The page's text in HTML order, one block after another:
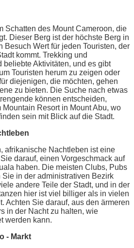
Schatten des Mount Cameroon, die
Dieser Berg ist der höchste Berg in
Besuch Wert für jeden Touristen, der
kommt. Trekking und
beliebte Aktivitäten, und es gibt
Touristen herum zu zeigen oder
diejenigen, die möchten, gehen
zu bieten. Die Suche nach etwas
können entscheiden,
Resort in Mount Abu, wo
sein mit Blick auf die Stadt.
afrikanische Nachtleben ist eine
darauf, einen Vorgeschmack auf
haben. Die meisten Clubs, Pubs
in der administrativen Bezirk
andere Teile der Stadt, und in der
hier ist viel billiger als in vielen
Achten Sie darauf, aus den ärmeren
in der Nacht zu halten, wie
werden kann.
- Markt